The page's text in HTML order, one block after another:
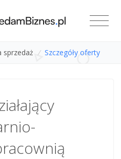
sprzedaż / Szczegóły oferty